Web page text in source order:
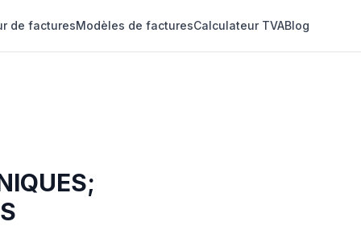
de facturesModèles de facturesCalculateur TVABlog